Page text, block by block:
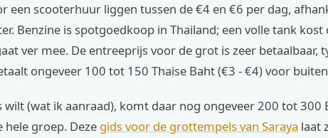
een scooterhuur liggen tussen de €4 en €6 per dag,
Benzine is spotgoedkoop in Thailand; een volle tank kost
ver mee. De entreeprijs voor de grot is zeer betaalbaar,
ongeveer 100 tot 150 Thaise Baht (€3 - €4) voor
wilt (wat ik aanraad), komt daar nog ongeveer 200 tot 300
hele groep. Deze gids voor de grottempels van Saraya laat